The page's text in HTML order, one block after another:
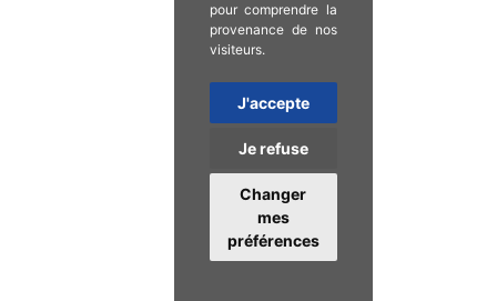
pour comprendre la
provenance de nos
visiteurs.
J'accepte
Je refuse
Changer
mes
préférences